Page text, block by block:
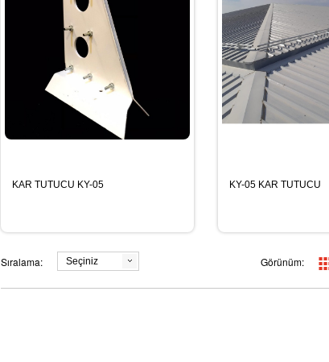
KAR TUTUCU KY-05 KY-05 KAR TUTUCU
Sıralama: Seçiniz Görünüm: